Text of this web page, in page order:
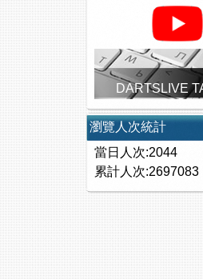
DARTSLIVE
瀏覽人次統計
當日人次:2044
累計人次:2697083